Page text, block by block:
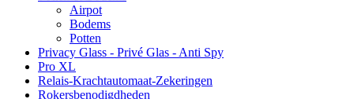
Airpot
Bodems
Potten
Privacy Glass - Privé Glas - Anti Spy
Pro XL
Relais-Krachtautomaat-Zekeringen
Rokersbenodigdheden